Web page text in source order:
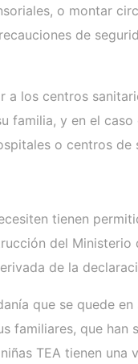
o montar
de
a los centros
familia, y en el
o centros de
tienen
del Ministerio
de la
que se quede
familiares, que han
TEA tienen una